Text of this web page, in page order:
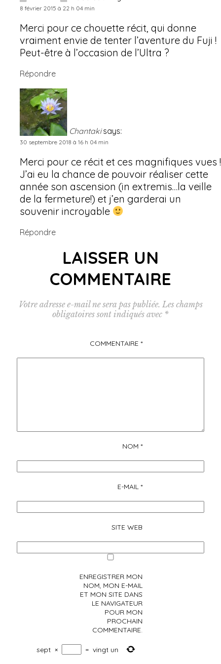
8 février 2015 à 22 h 04 min
Merci pour ce chouette récit, qui donne
vraiment envie de tenter l’aventure du Fuji !
Peut-être à l’occasion de l’Ultra ?
Répondre
Chantaki says:
30 septembre 2018 à 16 h 04 min
Merci pour ce récit et ces magnifiques vues !
J’ai eu la chance de pouvoir réaliser cette
année son ascension (in extremis…la veille
de la fermeture!) et j’en garderai un
souvenir incroyable
Répondre
LAISSER UN
COMMENTAIRE
Votre adresse e-mail ne sera pas publiée. Les champs
obligatoires sont indiqués avec *
COMMENTAIRE *
NOM *
E-MAIL *
SITE WEB
ENREGISTRER MON
NOM, MON E-MAIL
ET MON SITE DANS
LE NAVIGATEUR
POUR MON
PROCHAIN
COMMENTAIRE.
sept × = vingt un